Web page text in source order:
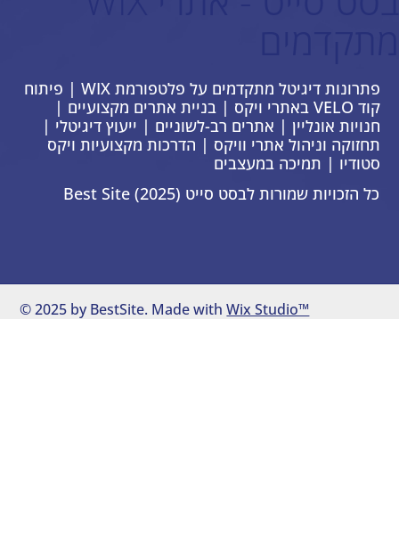
פתרונות דיגיטל מתקדמים על פלטפורמת WIX | פיתוח
קוד VELO באתרי ויקס | בניית אתרים מקצועיים |
חנויות אונליין | אתרים רב-לשוניים | ייעוץ דיגיטלי |
תחזוקה וניהול אתרי וויקס | הדרכות מקצועיות ויקס
סטודיו | תמיכה במעצבים
כל הזכויות שמורות לבסט סייט Best Site (2025)
© 2025 by BestSite. Made withWix Studio™